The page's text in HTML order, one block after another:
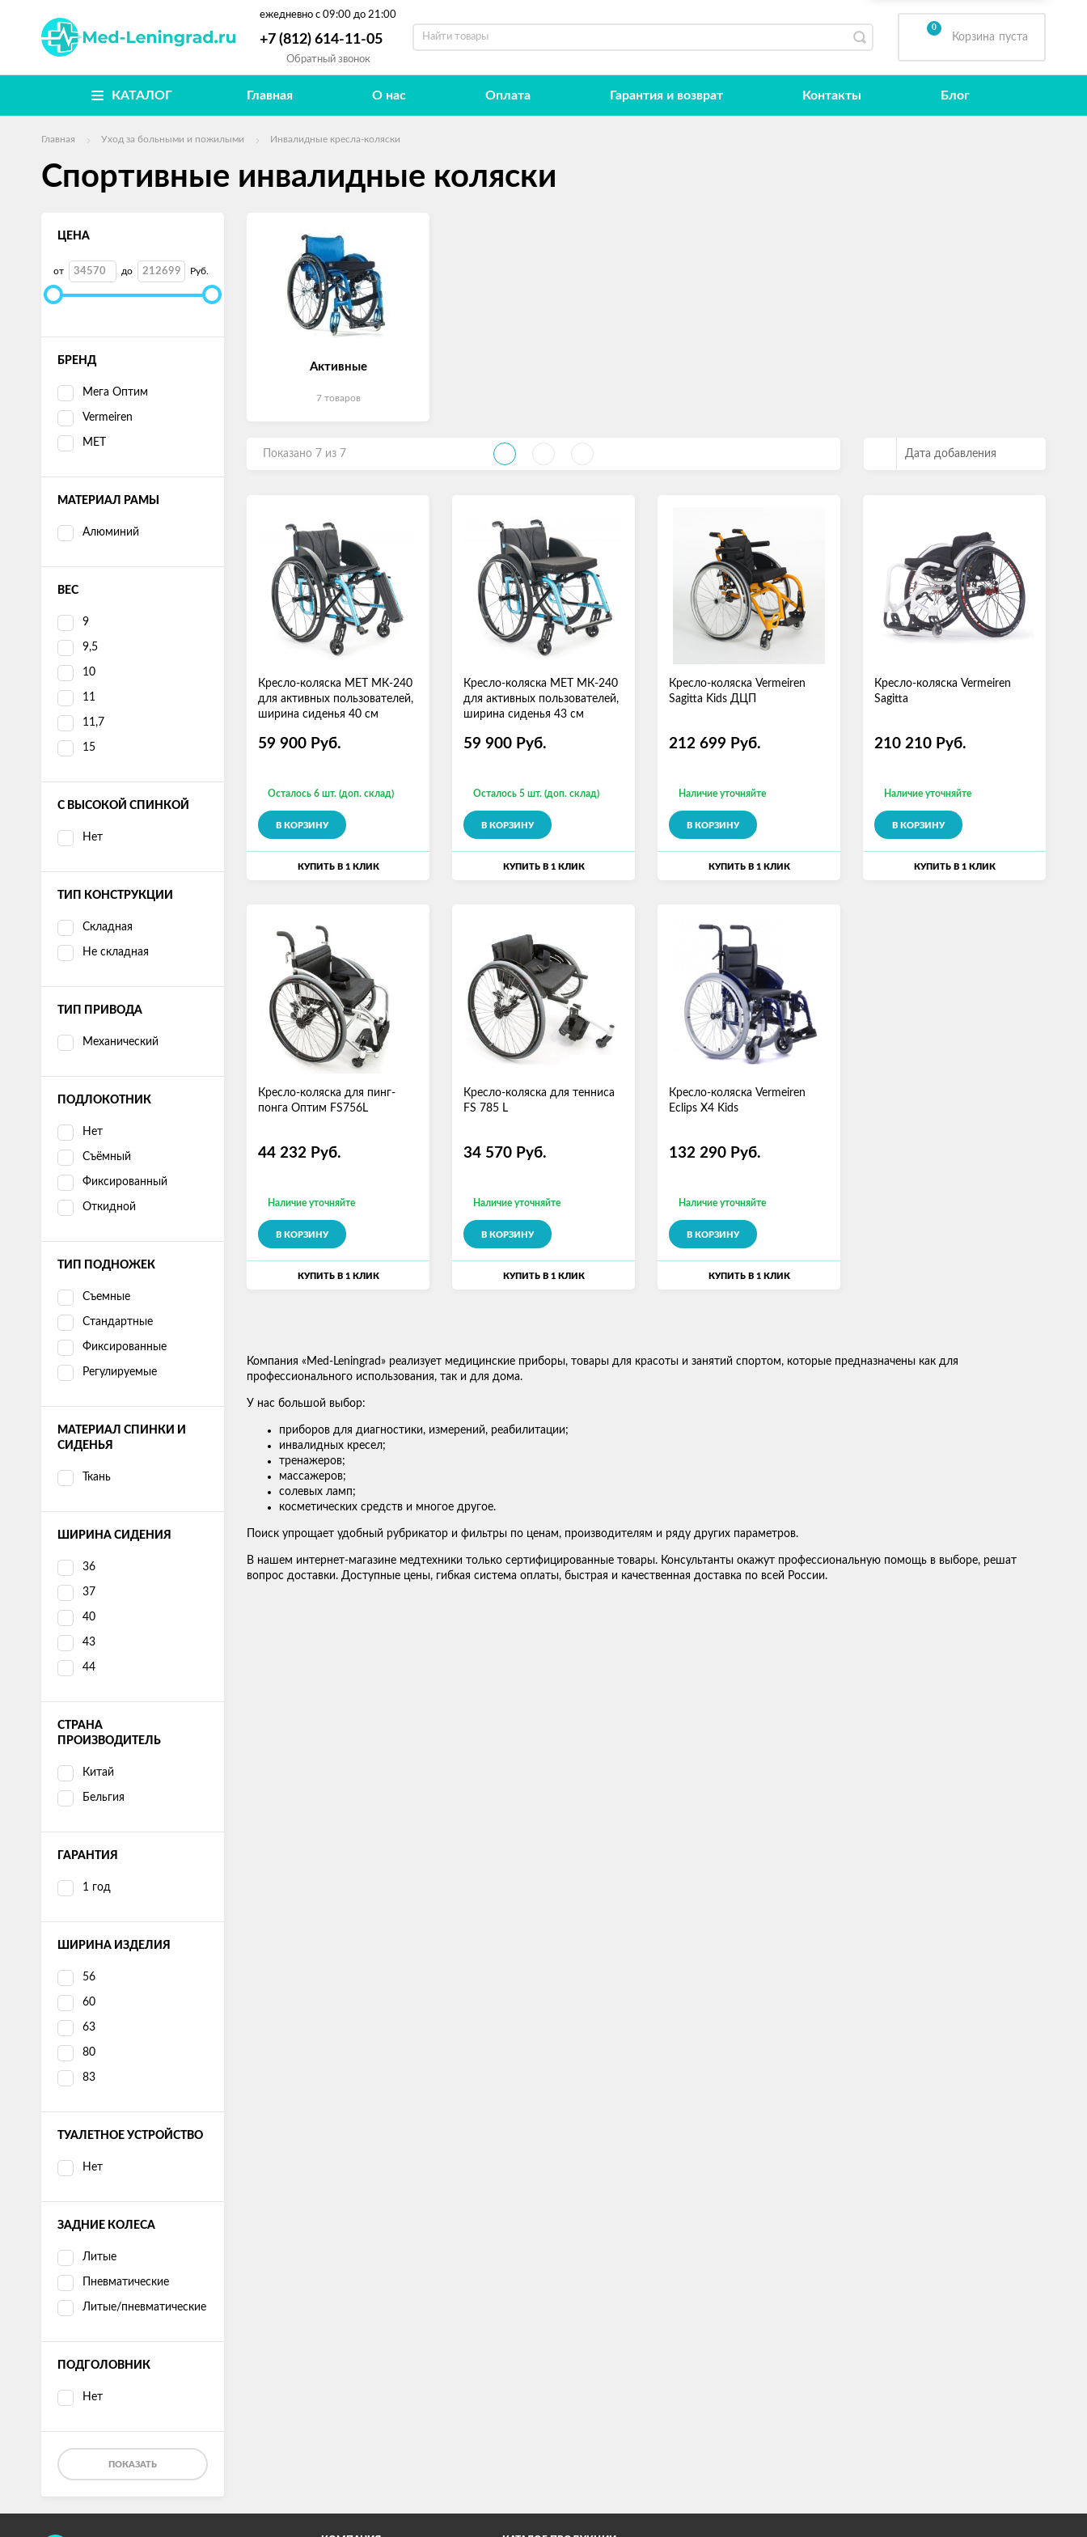
ежедневно с 09:00 до 21:00
+7 (812) 614-11-05
Обратный звонок
0
Корзина пуста
КАТАЛОГ Главная О нас Оплата Гарантия и возврат Контакты Блог
Главная Уход за больными и пожилыми Инвалидные кресла-коляски
Спортивные инвалидные коляски
ЦЕНА
от до Руб.
БРЕНД
Мега Оптим
Vermeiren
MET
МАТЕРИАЛ РАМЫ
Алюминий
ВЕС
9
9,5
10
11
11,7
15
С ВЫСОКОЙ СПИНКОЙ
Нет
ТИП КОНСТРУКЦИИ
Складная
Не складная
ТИП ПРИВОДА
Механический
ПОДЛОКОТНИК
Нет
Съёмный
Фиксированный
Откидной
ТИП ПОДНОЖЕК
Съемные
Стандартные
Фиксированные
Регулируемые
МАТЕРИАЛ СПИНКИ И
СИДЕНЬЯ
Ткань
ШИРИНА СИДЕНИЯ
36
37
40
43
44
СТРАНА
ПРОИЗВОДИТЕЛЬ
Китай
Бельгия
ГАРАНТИЯ
1 год
ШИРИНА ИЗДЕЛИЯ
56
60
63
80
83
ТУАЛЕТНОЕ УСТРОЙСТВО
Нет
ЗАДНИЕ КОЛЕСА
Литые
Пневматические
Литые/пневматические
ПОДГОЛОВНИК
Нет
ПОКАЗАТЬ
Активные
7 товаров
Показано 7 из 7 Дата добавления
Кресло-коляска МЕТ МК-240
для активных пользователей,
ширина сиденья 40 см
59 900 Руб.
Осталось 6 шт. (доп. склад)
В КОРЗИНУ
КУПИТЬ В 1 КЛИК
Кресло-коляска МЕТ МК-240
для активных пользователей,
ширина сиденья 43 см
59 900 Руб.
Осталось 5 шт. (доп. склад)
В КОРЗИНУ
КУПИТЬ В 1 КЛИК
Кресло-коляска Vermeiren
Sagitta Kids ДЦП
212 699 Руб.
Наличие уточняйте
В КОРЗИНУ
КУПИТЬ В 1 КЛИК
Кресло-коляска Vermeiren
Sagitta
210 210 Руб.
Наличие уточняйте
В КОРЗИНУ
КУПИТЬ В 1 КЛИК
Кресло-коляска для пинг-
понга Оптим FS756L
44 232 Руб.
Наличие уточняйте
В КОРЗИНУ
КУПИТЬ В 1 КЛИК
Кресло-коляска для тенниса
FS 785 L
34 570 Руб.
Наличие уточняйте
В КОРЗИНУ
КУПИТЬ В 1 КЛИК
Кресло-коляска Vermeiren
Eclips X4 Kids
132 290 Руб.
Наличие уточняйте
В КОРЗИНУ
КУПИТЬ В 1 КЛИК
Компания «Med-Leningrad» реализует медицинские приборы, товары для красоты и занятий спортом, которые предназначены как для
профессионального использования, так и для дома.
У нас большой выбор:
приборов для диагностики, измерений, реабилитации;
инвалидных кресел;
тренажеров;
массажеров;
солевых ламп;
косметических средств и многое другое.
Поиск упрощает удобный рубрикатор и фильтры по ценам, производителям и ряду других параметров.
В нашем интернет-магазине медтехники только сертифицированные товары. Консультанты окажут профессиональную помощь в выборе, решат
вопрос доставки. Доступные цены, гибкая система оплаты, быстрая и качественная доставка по всей России.